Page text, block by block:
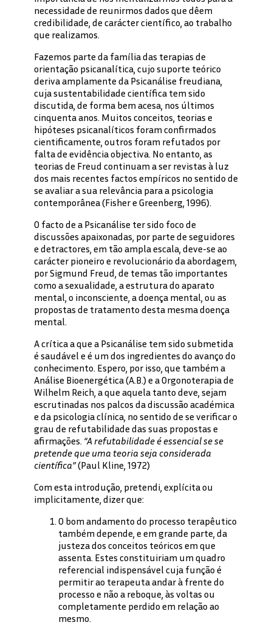
necessidade de reunirmos dados que dêem
credibilidade, de carácter científico, ao trabalho
que realizamos.
Fazemos parte da família das terapias de
orientação psicanalítica, cujo suporte teórico
deriva amplamente da Psicanálise freudiana,
cuja sustentabilidade científica tem sido
discutida, de forma bem acesa, nos últimos
cinquenta anos. Muitos conceitos, teorias e
hipóteses psicanalíticos foram confirmados
cientificamente, outros foram refutados por
falta de evidência objectiva. No entanto, as
teorias de Freud continuam a ser revistas à luz
dos mais recentes factos empíricos no sentido de
se avaliar a sua relevância para a psicologia
contemporânea (Fisher e Greenberg, 1996).
O facto de a Psicanálise ter sido foco de
discussões apaixonadas, por parte de seguidores
e detractores, em tão ampla escala, deve-se ao
carácter pioneiro e revolucionário da abordagem,
por Sigmund Freud, de temas tão importantes
como a sexualidade, a estrutura do aparato
mental, o inconsciente, a doença mental, ou as
propostas de tratamento desta mesma doença
mental.
A crítica a que a Psicanálise tem sido submetida
é saudável e é um dos ingredientes do avanço do
conhecimento. Espero, por isso, que também a
Análise Bioenergética (A.B.) e a Orgonoterapia de
Wilhelm Reich, a que aquela tanto deve, sejam
escrutinadas nos palcos da discussão académica
e da psicologia clínica, no sentido de se verificar o
grau de refutabilidade das suas propostas e
afirmações. “A refutabilidade é essencial se se
pretende que uma teoria seja considerada
científica”(Paul Kline, 1972)
Com esta introdução, pretendi, explícita ou
implicitamente, dizer que:
O bom andamento do processo terapêutico
também depende, e em grande parte, da
justeza dos conceitos teóricos em que
assenta. Estes constituiriam um quadro
referencial indispensável cuja função é
permitir ao terapeuta andar à frente do
processo e não a reboque, às voltas ou
completamente perdido em relação ao
mesmo.